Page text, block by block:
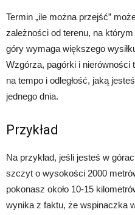
Termin „ile można przejść”
zależności od terenu, na
góry wymaga większego
Wzgórza, pagórki i nierówności
na tempo i odległość, jaką
jednego dnia.
Przykład
Na przykład, jeśli jesteś w
szczyt o wysokości 2000
pokonasz około 10-15
wynika z faktu, że wspinaczka